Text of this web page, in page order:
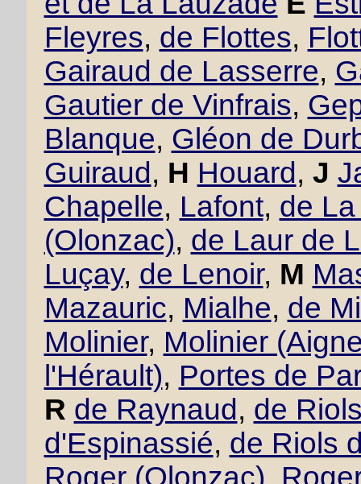
Fleyres, de Flottes,
Gairaud de Lasserre,
Gautier de Vinfrais,
Blanque, Gléon de
Guiraud , H Houard , J
Chapelle, Lafont, de
(Olonzac), de Laur de
Luçay, de Lenoir, M
Mazauric, Mialhe, de
Molinier, Molinier
l'Hérault), Portes de
R de Raynaud , de
d'Espinassié, de Riols
Roger (Olonzac),